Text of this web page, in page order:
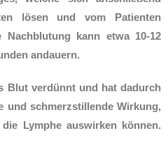
lösen und vom Patienten
Nachblutung kann etwa 10-12
andauern.
Blut verdünnt und hat dadurch
und schmerzstillende Wirkung,
Lymphe auswirken können.